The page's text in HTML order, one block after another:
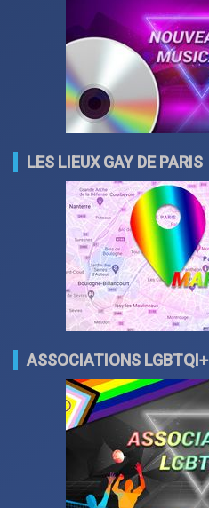
LES LIEUX GAY DE PARIS
ASSOCIATIONS LGBTQI+